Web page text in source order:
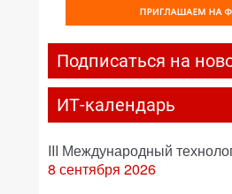
Подписаться на
ИТ-календарь
III Международный
8 сентября 2026